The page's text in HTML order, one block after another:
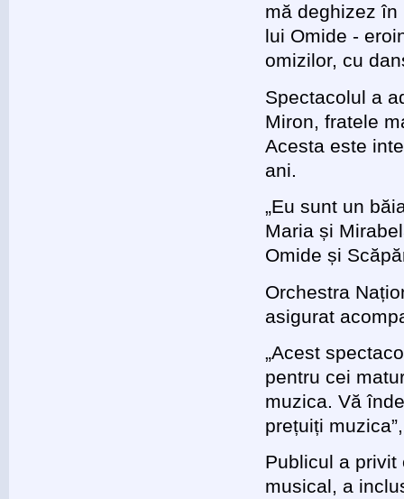
mă deghizez în
lui Omide -
omizilor, cu
Spectacolul a
Miron, fratele
Acesta este
ani.
„Eu sunt un
Maria și
Omide și
Orchestra
asigurat
„Acest
pentru cei
muzica. Vă
prețuiți
Publicul a
musical, a